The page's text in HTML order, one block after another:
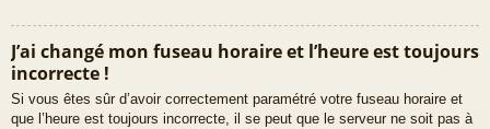
J’ai changé mon fuseau horaire et l’heure est toujours
incorrecte !
Si vous êtes sûr d’avoir correctement paramétré votre fuseau horaire et
que l’heure est toujours incorrecte, il se peut que le serveur ne soit pas à